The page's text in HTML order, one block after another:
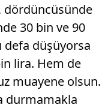
dördüncüsünde
30 bin ve 90
defa düşüyorsa
lira. Hem de
muayene olsun.
durmamakla